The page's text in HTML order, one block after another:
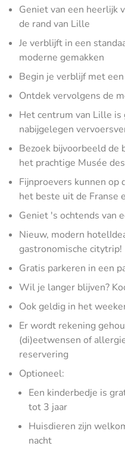
Geniet van een heerlijk
de rand van Lille
Je verblijft in een
moderne gemakken
Begin je verblijf met
Ontdek vervolgens de
Het centrum van Lille is
nabijgelegen
Bezoek bijvoorbeeld de
het prachtige Musée
Fijnproevers kunnen op
het beste uit de Franse
Geniet 's ochtends van
Nieuw, modern
gastronomische citytrip!
Gratis parkeren in een
Wil je langer blijven?
Ook geldig in het
Er wordt rekening
(di)eetwensen of
reservering
Optioneel:
Een kinderbedje is
tot 3 jaar
Huisdieren zijn
nacht